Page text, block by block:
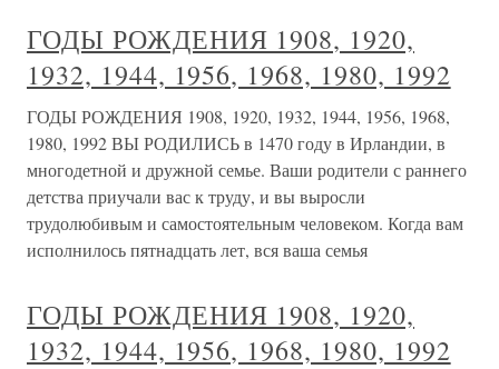
ГОДЫ РОЖДЕНИЯ 1908, 1920,
1932, 1944, 1956, 1968, 1980, 1992
ГОДЫ РОЖДЕНИЯ 1908, 1920, 1932, 1944, 1956, 1968,
1980, 1992 ВЫ РОДИЛИСЬ в 1470 году в Ирландии, в
многодетной и дружной семье. Ваши родители с раннего
детства приучали вас к труду, и вы выросли
трудолюбивым и самостоятельным человеком. Когда вам
исполнилось пятнадцать лет, вся ваша семья
ГОДЫ РОЖДЕНИЯ 1908, 1920,
1932, 1944, 1956, 1968, 1980, 1992